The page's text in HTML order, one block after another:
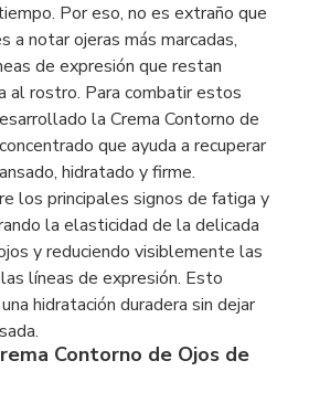
Por eso, no es extraño que
a notar ojeras más marcadas,
de expresión que restan
al rostro. Para combatir estos
la Crema Contorno de
que ayuda a recuperar
hidratado y firme.
los principales signos de fatiga y
la elasticidad de la delicada
y reduciendo visiblemente las
líneas de expresión. Esto
hidratación duradera sin dejar
Contorno de Ojos de